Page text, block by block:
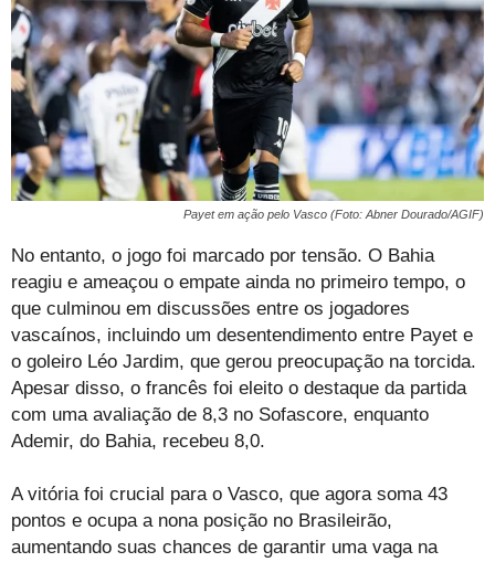
Payet em ação pelo Vasco (Foto: Abner Dourado/AGIF)
No entanto, o jogo foi marcado por tensão. O Bahia
reagiu e ameaçou o empate ainda no primeiro tempo, o
que culminou em discussões entre os jogadores
vascaínos, incluindo um desentendimento entre Payet e
o goleiro Léo Jardim, que gerou preocupação na torcida.
Apesar disso, o francês foi eleito o destaque da partida
com uma avaliação de 8,3 no Sofascore, enquanto
Ademir, do Bahia, recebeu 8,0.
A vitória foi crucial para o Vasco, que agora soma 43
pontos e ocupa a nona posição no Brasileirão,
aumentando suas chances de garantir uma vaga na